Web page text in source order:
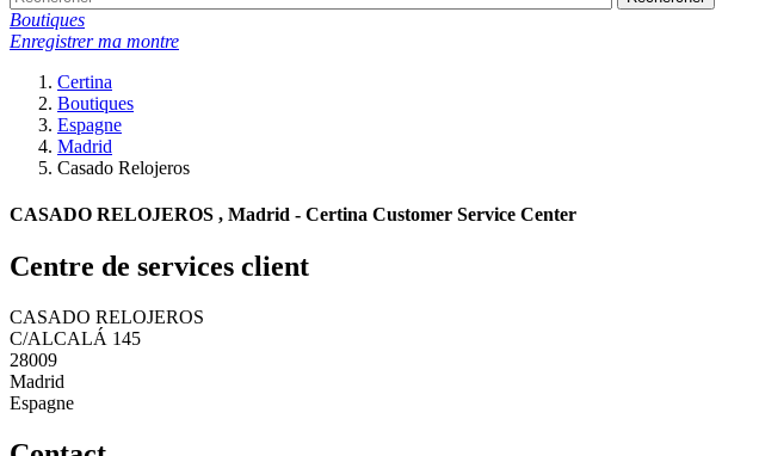
Boutiques
Enregistrer ma montre
Certina
Boutiques
Espagne
Madrid
Casado Relojeros
CASADO RELOJEROS , Madrid - Certina Customer Service Center
Centre de services client
CASADO RELOJEROS
C/ALCALÁ 145
28009
Madrid
Espagne